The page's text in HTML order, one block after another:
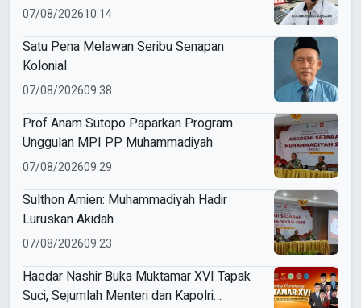
07/08/202610:14
Satu Pena Melawan Seribu Senapan
Kolonial
07/08/202609:38
Prof Anam Sutopo Paparkan Program
Unggulan MPI PP Muhammadiyah
07/08/202609:29
Sulthon Amien: Muhammadiyah Hadir
Luruskan Akidah
07/08/202609:23
Haedar Nashir Buka Muktamar XVI Tapak
Suci, Sejumlah Menteri dan Kapolri